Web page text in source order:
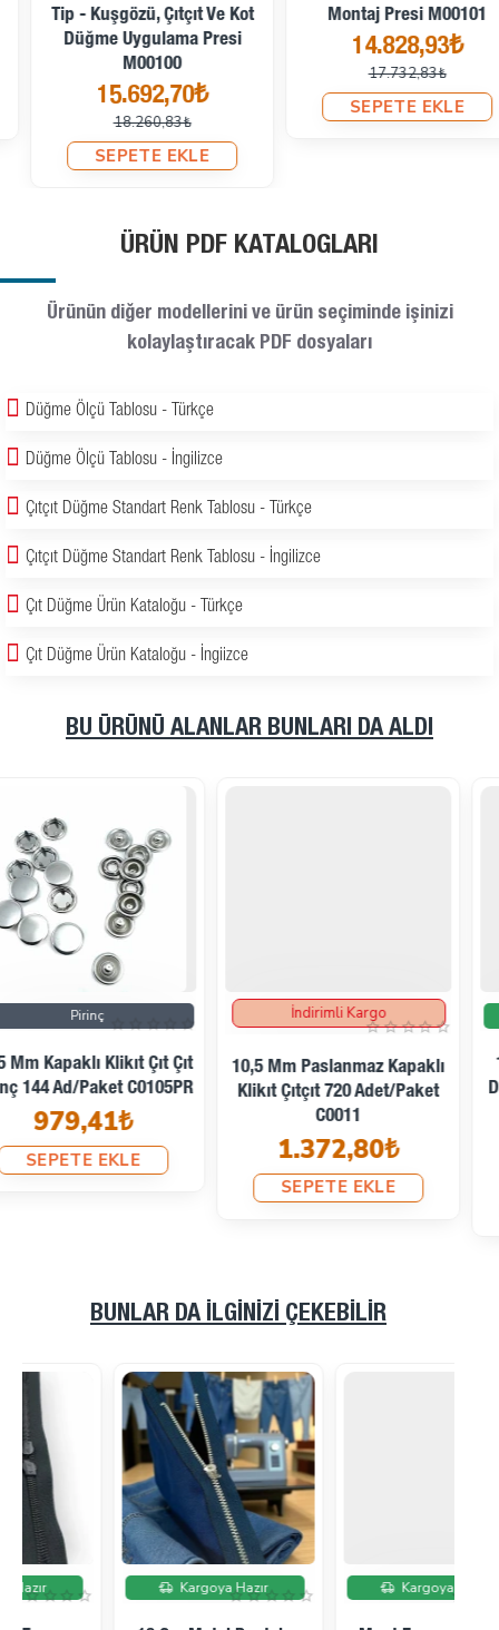
Tip - Kuşgözü, Çıtçıt Ve Kot
Düğme Uygulama Presi
M00100
15.692,70₺
18.260,83₺
SEPETE EKLE
Montaj Presi M00101
14.828,93₺
17.732,83₺
SEPETE EKLE
ÜRÜN PDF KATALOGLARI
Ürünün diğer modellerini ve ürün seçiminde işinizi
kolaylaştıracak PDF dosyaları
Düğme Ölçü Tablosu - Türkçe
Düğme Ölçü Tablosu - İngilizce
Çıtçıt Düğme Standart Renk Tablosu - Türkçe
Çıtçıt Düğme Standart Renk Tablosu - İngilizce
Çıt Düğme Ürün Kataloğu - Türkçe
Çıt Düğme Ürün Kataloğu - İngiizce
BU ÜRÜNÜ ALANLAR BUNLARI DA ALDI
İndirimli Kargo
10,5 Mm Paslanmaz Kapaklı
Klikıt Çıtçıt 720 Adet/Paket
C0011
1.372,80₺
Kargoya Hazır
10,5 Mm Paslanmaz Nikel
Delikli Klikıt Çıtçıt 250 Adet/
Paket C0011DPK
322,08₺
528,00₺
SEPETE EKLE
BUNLAR DA İLGINIZI ÇEKEBILIR
İndirimde
Kargoya Hazır İndirimde
Kargoya Hazır